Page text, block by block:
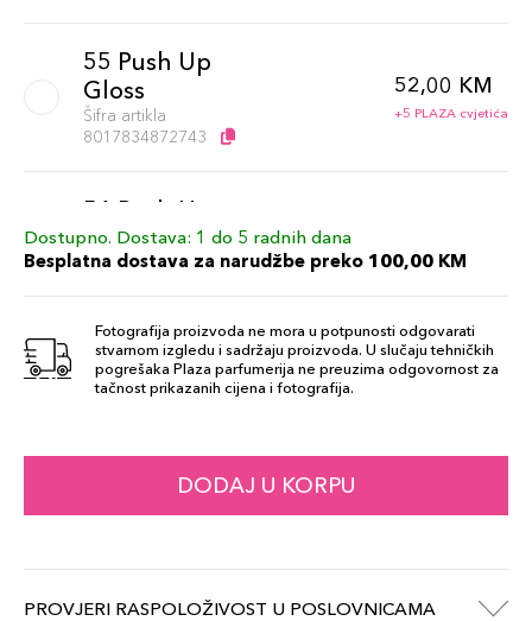
55 Push Up
Gloss
Šifra artikla
8017834872743
52,00 KM
+5 PLAZA cvjetića
56 Push Up
Gloss
Šifra artikla
+5 PLAZA cvjetića
53 Push Up
Gloss
52,00 KM
Dostupno. Dostava: 1 do 5 radnih dana
Besplatna dostava za narudžbe preko 100,00 KM
Fotografija proizvoda ne mora u potpunosti odgovarati
stvarnom izgledu i sadržaju proizvoda. U slučaju tehničkih
pogrešaka Plaza parfumerija ne preuzima odgovornost za
tačnost prikazanih cijena i fotografija.
DODAJ U KORPU
PROVJERI RASPOLOŽIVOST U POSLOVNICAMA